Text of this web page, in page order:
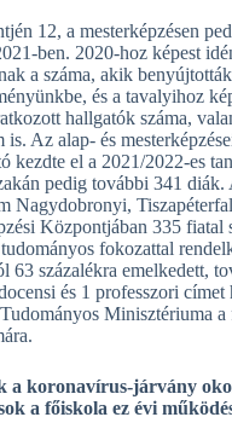
12, a mesterképzésen
ben. 2020-hoz képest
a száma, akik
és a tavalyihoz
hallgatók száma,
is. Az alap- és
kezdte el a 2021/2022-es
pedig további 341 diák.
Nagydobronyi,
Központjában 335 fiatal
fokozattal
63 százalékra emelkedett,
és 1 professzori címet
Minisztériuma a
a koronavírus-járvány
a főiskola ez évi